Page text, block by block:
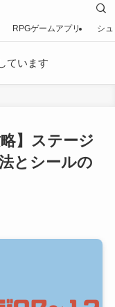
RPGゲームアプリ シ
ています
】ステージ
とシールの